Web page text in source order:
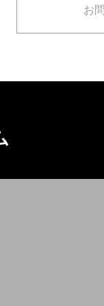
お